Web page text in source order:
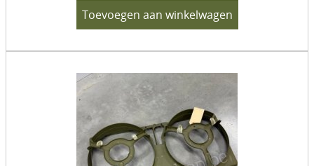
Toevoegen aan winkelwagen